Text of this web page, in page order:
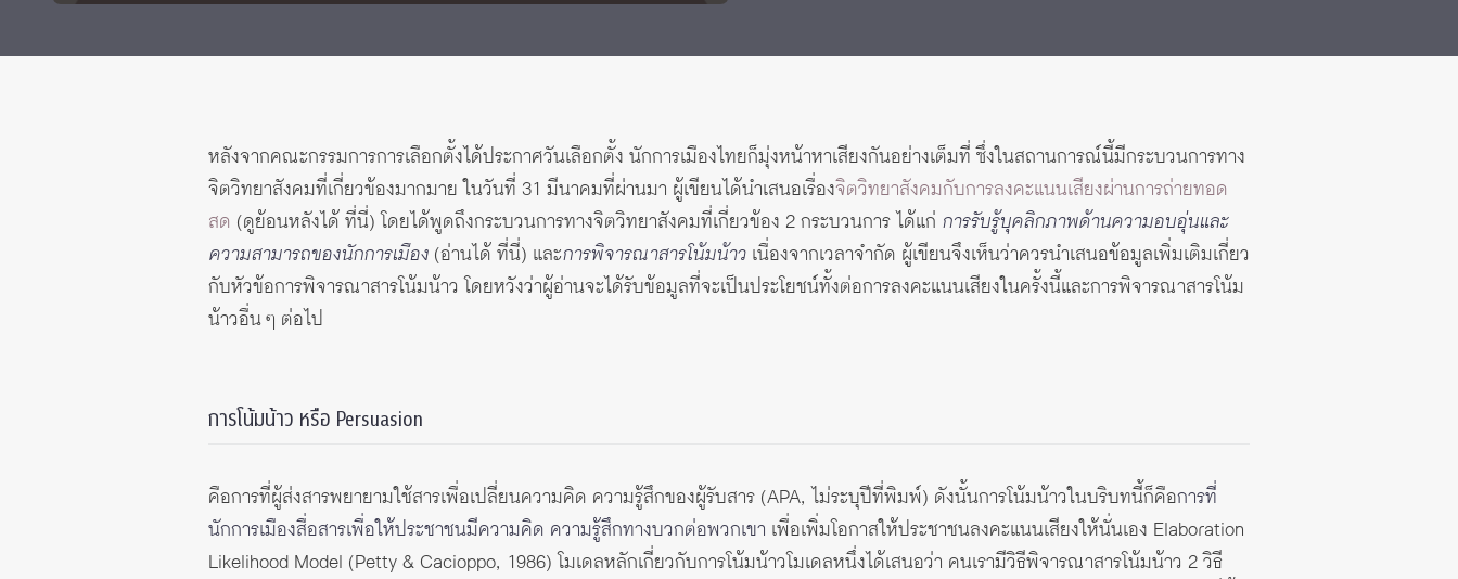
หลังจากคณะกรรมการการเลือกตั้งได้ประกาศวันเลือกตั้ง นักการเมืองไทยก็มุ่งหน้าหาเสียงกันอย่างเต็มที่ ซึ่งในสถานการณ์นี้มีกระบวนการทาง
จิตวิทยาสังคมที่เกี่ยวข้องมากมาย ในวันที่ 31 มีนาคมที่ผ่านมา ผู้เขียนได้นำเสนอเรื่องจิตวิทยาสังคมกับการลงคะแนนเสียงผ่านการถ่ายทอด
สด (ดูย้อนหลังได้ ที่นี่) โดยได้พูดถึงกระบวนการทางจิตวิทยาสังคมที่เกี่ยวข้อง 2 กระบวนการ ได้แก่ การรับรู้บุคลิกภาพด้านความอบอุ่นและ
ความสามารถของนักการเมือง (อ่านได้ ที่นี่) และการพิจารณาสารโน้มน้าว เนื่องจากเวลาจำกัด ผู้เขียนจึงเห็นว่าควรนำเสนอข้อมูลเพิ่มเติมเกี่ยว
กับหัวข้อการพิจารณาสารโน้มน้าว โดยหวังว่าผู้อ่านจะได้รับข้อมูลที่จะเป็นประโยชน์ทั้งต่อการลงคะแนนเสียงในครั้งนี้และการพิจารณาสารโน้ม
น้าวอื่น ๆ ต่อไป
การโน้มน้าว หรือ Persuasion
คือการที่ผู้ส่งสารพยายามใช้สารเพื่อเปลี่ยนความคิด ความรู้สึกของผู้รับสาร (APA, ไม่ระบุปีที่พิมพ์) ดังนั้นการโน้มน้าวในบริบทนี้ก็คือการที่
นักการเมืองสื่อสารเพื่อให้ประชาชนมีความคิด ความรู้สึกทางบวกต่อพวกเขา เพื่อเพิ่มโอกาสให้ประชาชนลงคะแนนเสียงให้นั่นเอง Elaboration
Likelihood Model (Petty & Cacioppo, 1986) โมเดลหลักเกี่ยวกับการโน้มน้าวโมเดลหนึ่งได้เสนอว่า คนเรามีวิธีพิจารณาสารโน้มน้าว 2 วิธี